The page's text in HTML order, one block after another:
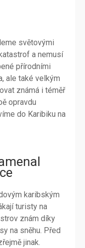
světovými
a nemusí
přírodními
ale také velkým
známá i téměř
opravdu
do Karibiku na
karibským
turisty na
znám díky
na sněhu. Před
jinak.